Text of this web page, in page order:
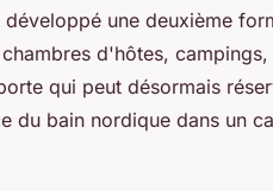
une deuxième
d'hôtes,
qui peut désormais
du bain nordique dans un